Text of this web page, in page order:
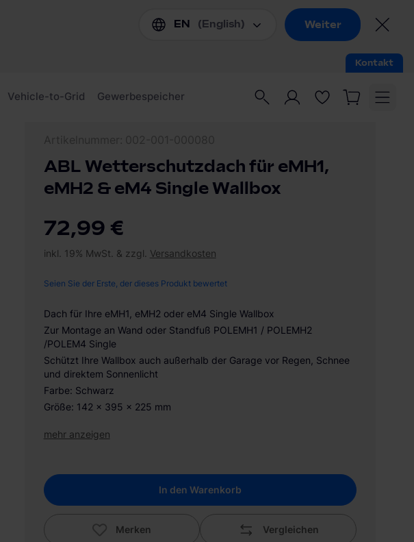
72,99 €
inkl. 19% MwSt. & zzgl. Versandkosten
Seien Sie der Erste, der dieses Produkt bewertet
Dach für Ihre eMH1, eMH2 oder eM4 Single Wallbox
Zur Montage an Wand oder Standfuß POLEMH1 / POLEMH2
/POLEM4 Single
Schützt Ihre Wallbox auch außerhalb der Garage vor Regen, Schnee
und direktem Sonnenlicht
Farbe: Schwarz
Größe: 142 x 395 x 225 mm
mehr anzeigen
In den Warenkorb
Merken Vergleichen
ABL Wetterschutzdach für eMH1,
eMH2 & eM4 Single Wallbox